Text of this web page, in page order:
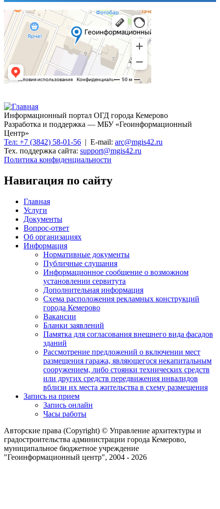
Информационный портал ОГД города Кемерово
Разработка и поддержка — МБУ «Геоинформационный
Центр»
Тел: +7 (3842) 58-01-56 | E-mail: arc@mgis42.ru
Тех. поддержка сайта: support@mgis42.ru
Политика конфиденциальности
Навигация по сайту
Главная
Услуги
Документы
Вопрос-ответ
Об организациях
Информация
Нормативные документы
Публичные слушания
Информационное сообщение о возможном
установлении сервитута
Дополнительная информация
Схема расположения рекламных конструкций
города Кемерово
Вакансии
Бланки заявлений
Памятка для согласования внешнего вида фасадов
зданий
Рассмотрение предложений о включении мест
размещения гаража, являющегося некапитальным
сооружением, либо стоянки технических средств
или других средств передвижения инвалидов
вблизи их места жительства в схему размещения
Запись на прием
Запись онлайн
Часы работы
Авторские права (Copyright) © Управление архитектуры и
градостроительства администрации города Кемерово,
муниципальное бюджетное учреждение
"Геоинформационный центр", 2004 - 2026